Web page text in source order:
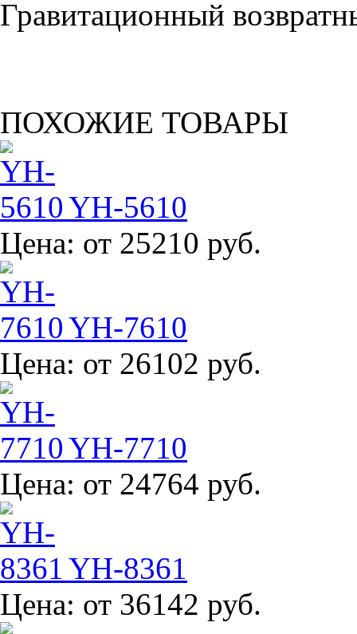
Гравитационный
ПОХОЖИЕ ТОВАРЫ
YH-5610
Цена: от 25210 руб.
YH-7610
Цена: от 26102 руб.
YH-7710
Цена: от 24764 руб.
YH-8361
Цена: от 36142 руб.